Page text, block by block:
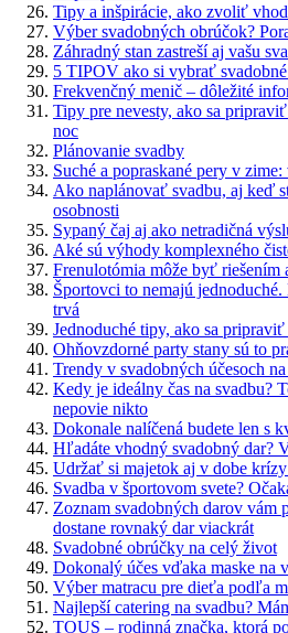
Tipy a inšpirácie, ako zvoliť
Výber svadobných obrúčok?
Záhradný stan zastreší aj vašu
5 TIPOV ako si vybrať
Frekvenčný menič – dôležité
Tipy pre nevesty, ako sa
noc
Plánovanie svadby
Suché a popraskané pery v
Ako naplánovať svadbu, aj keď
osobnosti
Sypaný čaj aj ako netradičná
Aké sú výhody komplexného
Frenulotómia môže byť riešením
Športovci to nemajú
trvá
Jednoduché tipy, ako sa pripraviť
Ohňovzdorné party stany sú to
Trendy v svadobných účesoch
Kedy je ideálny čas na svadbu?
nepovie nikto
Dokonale nalíčená budete len s
Hľadáte vhodný svadobný dar?
Udržať si majetok aj v dobe
Svadba v športovom svete?
Zoznam svadobných darov vám
dostane rovnaký dar viackrát
Svadobné obrúčky na celý život
Dokonalý účes vďaka maske na
Výber matracu pre dieťa podľa
Najlepší catering na svadbu?
TOUS – rodinná značka, ktorá